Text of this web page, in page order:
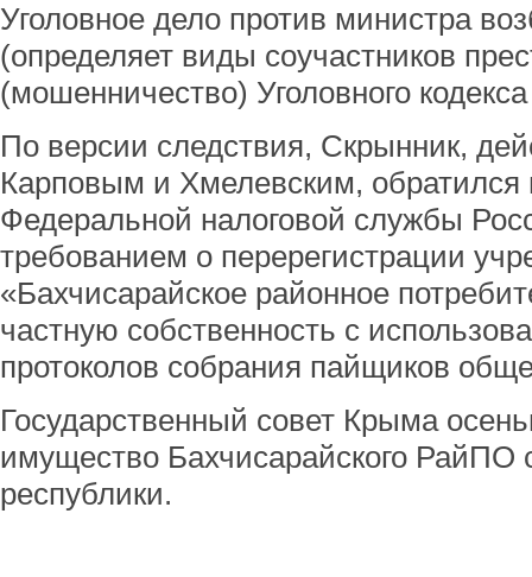
Уголовное дело против министра
(определяет виды соучастников
(мошенничество) Уголовного
По версии следствия, Скрынник,
Карповым и Хмелевским, обратился
Федеральной налоговой службы
требованием о перерегистрации
«Бахчисарайское районное
частную собственность с
протоколов собрания пайщиков
Государственный совет Крыма
имущество Бахчисарайского РайПО
республики.